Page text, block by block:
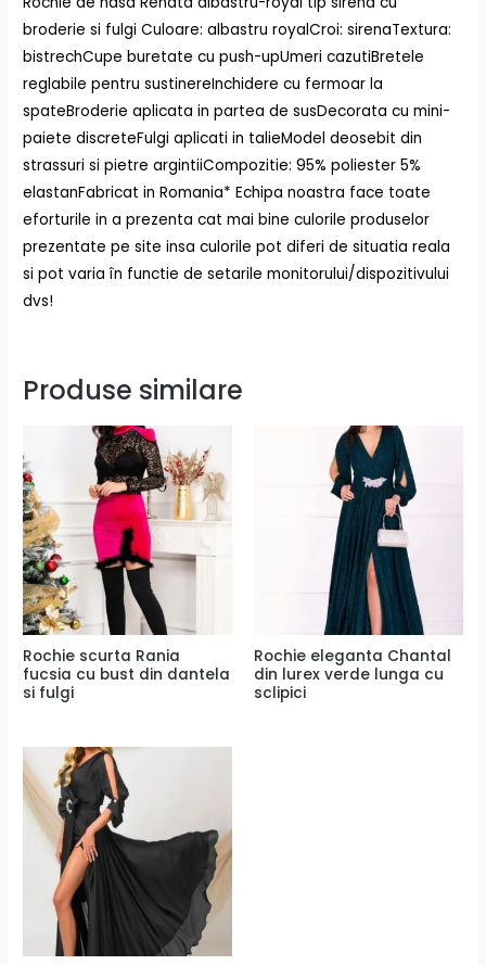
broderie si fulgi Culoare: albastru royalCroi: sirenaTextura:
bistrechCupe buretate cu push-upUmeri cazutiBretele
reglabile pentru sustinereInchidere cu fermoar la
spateBroderie aplicata in partea de susDecorata cu mini-
paiete discreteFulgi aplicati in talieModel deosebit din
strassuri si pietre argintiiCompozitie: 95% poliester 5%
elastanFabricat in Romania* Echipa noastra face toate
eforturile in a prezenta cat mai bine culorile produselor
prezentate pe site insa culorile pot diferi de situatia reala
si pot varia în functie de setarile monitorului/dispozitivului
dvs!
Produse similare
Rochie scurta Rania
fucsia cu bust din dantela
si fulgi
Rochie eleganta Chantal
din lurex verde lunga cu
sclipici